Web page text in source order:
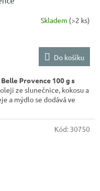
Skladem (>2 ks)
Do košíku
Provence 100 g s
ze slunečnice, kokosu a
a mýdlo se dodává ve
Kód: 30750